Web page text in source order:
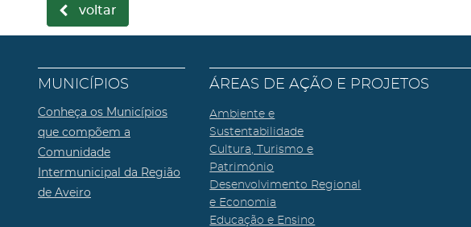
voltar
MUNICÍPIOS
Conheça os Municípios
que compõem a
Comunidade
Intermunicipal da Região
de Aveiro
ÁREAS DE AÇÃO E PROJETOS
Ambiente e
Sustentabilidade
Cultura, Turismo e
Património
Desenvolvimento Regional
e Economia
Educação e Ensino